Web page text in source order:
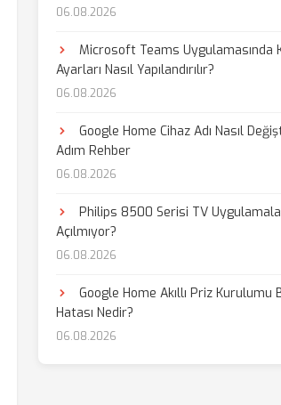
06.08.2026
Microsoft Teams Uygulamasında
Ayarları Nasıl Yapılandırılır?
06.08.2026
Google Home Cihaz Adı Nasıl
Adım Rehber
06.08.2026
Philips 8500 Serisi TV
Açılmıyor?
06.08.2026
Google Home Akıllı Priz Kurulumu
Hatası Nedir?
06.08.2026